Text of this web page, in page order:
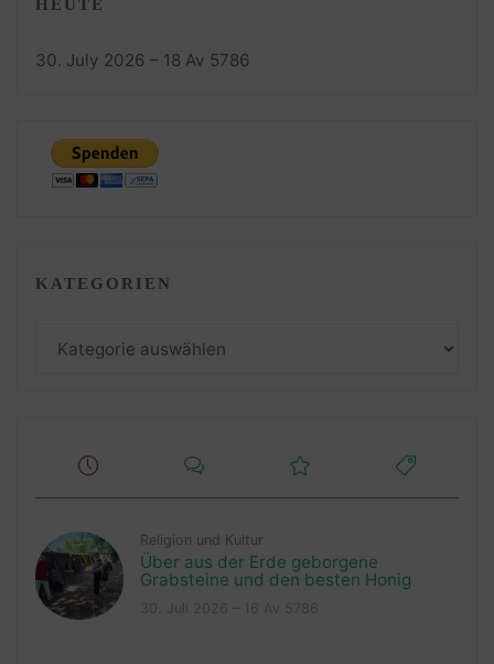
30. July 2026 – 18 Av 5786
KATEGORIEN
Religion und Kultur
Über aus der Erde geborgene
Grabsteine und den besten Honig